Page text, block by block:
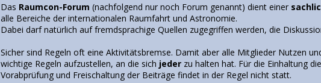
Das Raumcon-Forum (nachfolgend nur noch Forum genannt) dient einer
alle Bereiche der internationalen Raumfahrt und Astronomie.
Dabei darf natürlich auf fremdsprachige Quellen zugegriffen werden, die
Sicher sind Regeln oft eine Aktivitätsbremse. Damit aber alle Mitglieder Nutzen
wichtige Regeln aufzustellen, an die sich jeder zu halten hat. Für die Einhaltung
Vorabprüfung und Freischaltung der Beiträge findet in der Regel nicht statt.